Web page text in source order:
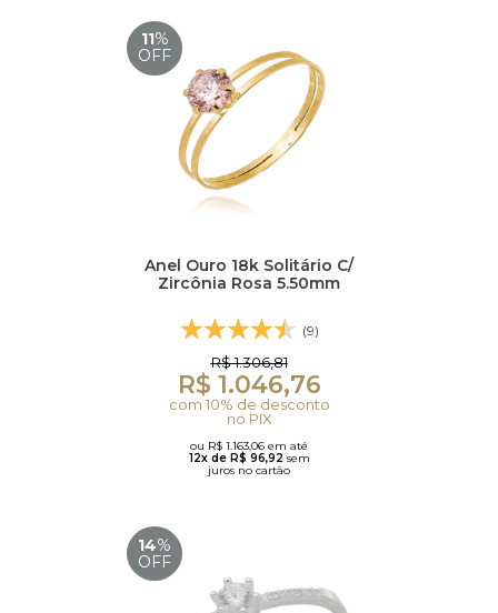
11%
OFF
Anel Ouro 18k Solitário C/
Zircônia Rosa 5.50mm
(9)
R$ 1.306,81
R$ 1.046,76
com 10% de desconto
no PIX
ou R$ 1.163,06 em até
12x de R$ 96,92 sem
juros no cartão
14%
OFF